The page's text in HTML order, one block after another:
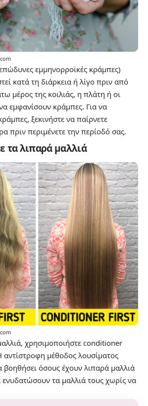
εμμηνορροϊκές κράμπες)
κατά τη διάρκεια ή λίγο πριν από
μέρος της κοιλιάς, η πλάτη ή οι
εμφανίσουν κράμπες. Για να
ξεκινήστε να παίρνετε
πριν περιμένετε την περίοδό σας.
τα λιπαρά μαλλιά
χρησιμοποιήστε conditioner
αντίστροφη μέθοδος λουσίματος
βοηθήσει όσους έχουν λιπαρά μαλλιά
τα μαλλιά τους χωρίς να